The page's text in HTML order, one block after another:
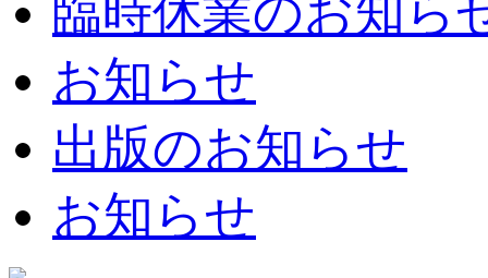
臨時休業のお知ら
お知らせ
出版のお知らせ
お知らせ